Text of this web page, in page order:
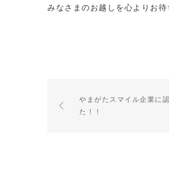
みなさまのお越しを心よりお待
やまがたスマイル企業に
た！！